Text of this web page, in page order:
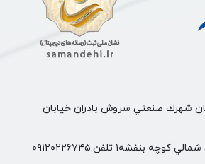
شهرك صنعتي سروش بادران خيابان
بنفشه١ تلفن:٠٩١٢٠٢٢٦٧٤٥